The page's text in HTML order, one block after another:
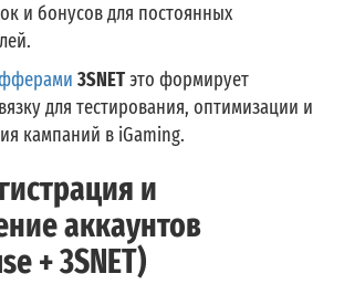
и бонусов для постоянных
3SNETэто формирует
для тестирования, оптимизации и
кампаний в iGaming.
и
аккаунтов
+ 3SNET)